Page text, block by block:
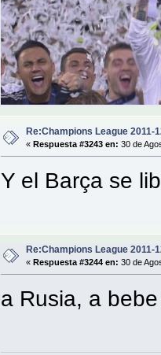
Re:Champions League 2011-
«Respuesta #3243 en: 30 de
Y el Barça se
Re:Champions League 2011-
«Respuesta #3244 en: 30 de
a Rusia, a